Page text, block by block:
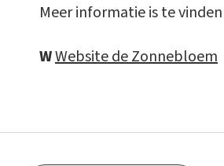
Meer informatie is te
WWebsite de Zonnebloem